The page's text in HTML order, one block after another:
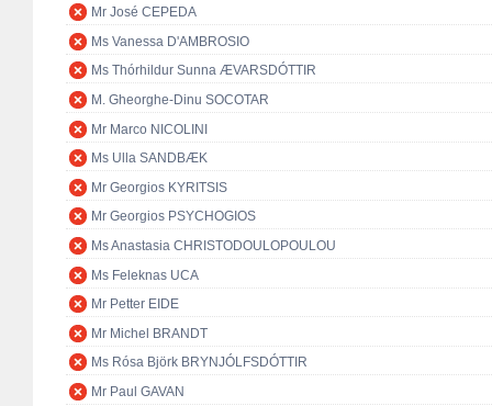
Mr José CEPEDA
Ms Vanessa D'AMBROSIO
Ms Thórhildur Sunna ÆVARSDÓTTIR
M. Gheorghe-Dinu SOCOTAR
Mr Marco NICOLINI
Ms Ulla SANDBÆK
Mr Georgios KYRITSIS
Mr Georgios PSYCHOGIOS
Ms Anastasia CHRISTODOULOPOULOU
Ms Feleknas UCA
Mr Petter EIDE
Mr Michel BRANDT
Ms Rósa Björk BRYNJÓLFSDÓTTIR
Mr Paul GAVAN